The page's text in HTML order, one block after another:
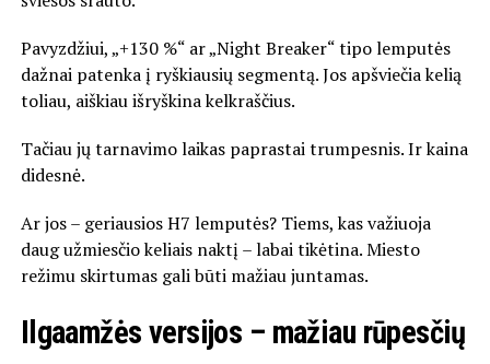
Pavyzdžiui, „+130 %“ ar „Night Breaker“ tipo lemputės
dažnai patenka į ryškiausių segmentą. Jos apšviečia kelią
toliau, aiškiau išryškina kelkraščius.
Tačiau jų tarnavimo laikas paprastai trumpesnis. Ir kaina
didesnė.
Ar jos – geriausios H7 lemputės? Tiems, kas važiuoja
daug užmiesčio keliais naktį – labai tikėtina. Miesto
režimu skirtumas gali būti mažiau juntamas.
Ilgaamžės versijos – mažiau rūpesčių